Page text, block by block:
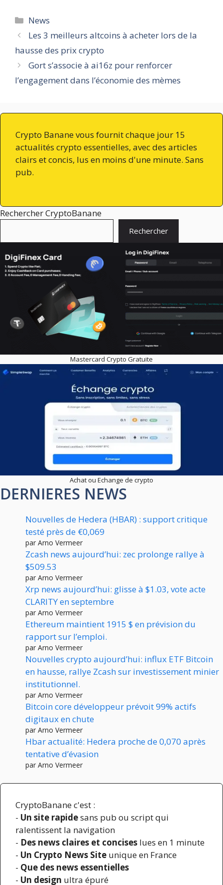
Catégories
News
Les 3 meilleurs altcoins à acheter lors de la
hausse des prix crypto
Gort s’associe à ai16z pour renforcer
l’engagement dans l’économie des mèmes
Crypto Banane vous fournit chaque jour 15
actualités crypto essentielles, avec des articles
clairs et concis, lus en moins d'une minute. Sans
pub.
Rechercher CryptoBanane
Rechercher
Mastercard Crypto Gratuite
Achat ou Echange de crypto
DERNIERES NEWS
Nouvelles de Hedera (HBAR) : support critique
testé près de €0,069
par Arno Vermeer
Zcash news aujourd’hui: zec prolonge rallye à
$509.53
par Arno Vermeer
Xrp news aujourd’hui: glisse à $1.03, vote acte
CLARITY en septembre
par Arno Vermeer
Ethereum maintient 1915 $ en prévision du
rapport sur l’emploi.
par Arno Vermeer
Nouvelles crypto aujourd’hui: influx ETF Bitcoin
en hausse, rallye Zcash sur investissement minier
institutionnel.
par Arno Vermeer
Bitcoin core développeur prévoit 99% actifs
digitaux en chute
par Arno Vermeer
Hbar actualité: Hedera proche de 0,070 après
tentative d’évasion
par Arno Vermeer
CryptoBanane c'est :
- Un site rapidesans pub ou script qui
ralentissent la navigation
- Des news claires et concises lues en 1 minute
- Un Crypto News Site unique en France
- Que des news essentielles
- Un design ultra épuré